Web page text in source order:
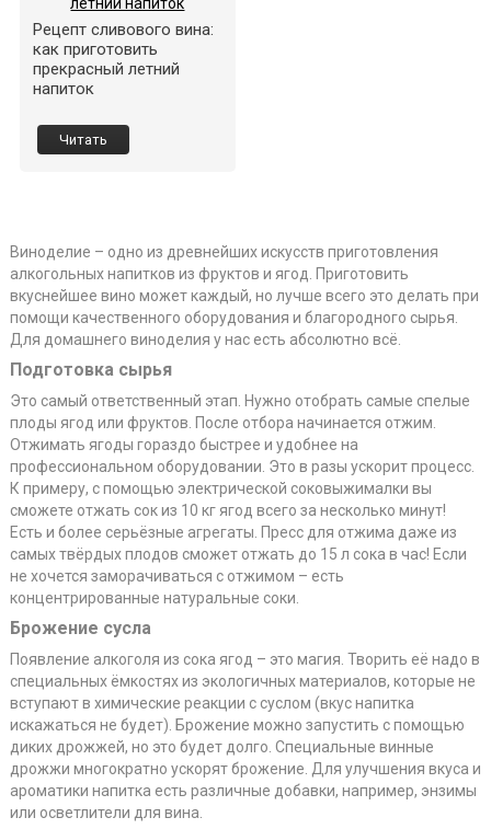
Рецепт сливового вина:
как приготовить
прекрасный летний
напиток
Читать
Виноделие – одно из древнейших искусств приготовления
алкогольных напитков из фруктов и ягод. Приготовить
вкуснейшее вино может каждый, но лучше всего это делать при
помощи качественного оборудования и благородного сырья.
Для домашнего виноделия у нас есть абсолютно всё.
Подготовка сырья
Это самый ответственный этап. Нужно отобрать самые спелые
плоды ягод или фруктов. После отбора начинается отжим.
Отжимать ягоды гораздо быстрее и удобнее на
профессиональном оборудовании. Это в разы ускорит процесс.
К примеру, с помощью электрической соковыжималки вы
сможете отжать сок из 10 кг ягод всего за несколько минут!
Есть и более серьёзные агрегаты. Пресс для отжима даже из
самых твёрдых плодов сможет отжать до 15 л сока в час! Если
не хочется заморачиваться с отжимом – есть
концентрированные натуральные соки.
Брожение сусла
Появление алкоголя из сока ягод – это магия. Творить её надо в
специальных ёмкостях из экологичных материалов, которые не
вступают в химические реакции с суслом (вкус напитка
искажаться не будет). Брожение можно запустить с помощью
диких дрожжей, но это будет долго. Специальные винные
дрожжи многократно ускорят брожение. Для улучшения вкуса и
ароматики напитка есть различные добавки, например, энзимы
или осветлители для вина.